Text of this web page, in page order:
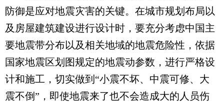
防御是应对地震灾害的关键。在城市规划布局以
及房屋建筑建设进行设计时，要充分考虑中国主
要地震带分布以及相关地域的地震危险性，依据
国家地震区划图规定的地震动参数，进行严格设
计和施工，切实做到“小震不坏、中震可修、大
震不倒”，即使地震来了也不会造成大的人员伤